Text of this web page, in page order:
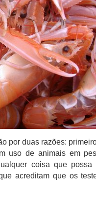
por duas razões:
uso de animais em
coisa que
acreditam que os